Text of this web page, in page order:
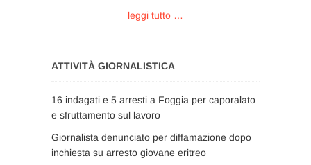
leggi tutto …
ATTIVITÀ GIORNALISTICA
16 indagati e 5 arresti a Foggia per caporalato
e sfruttamento sul lavoro
Giornalista denunciato per diffamazione dopo
inchiesta su arresto giovane eritreo